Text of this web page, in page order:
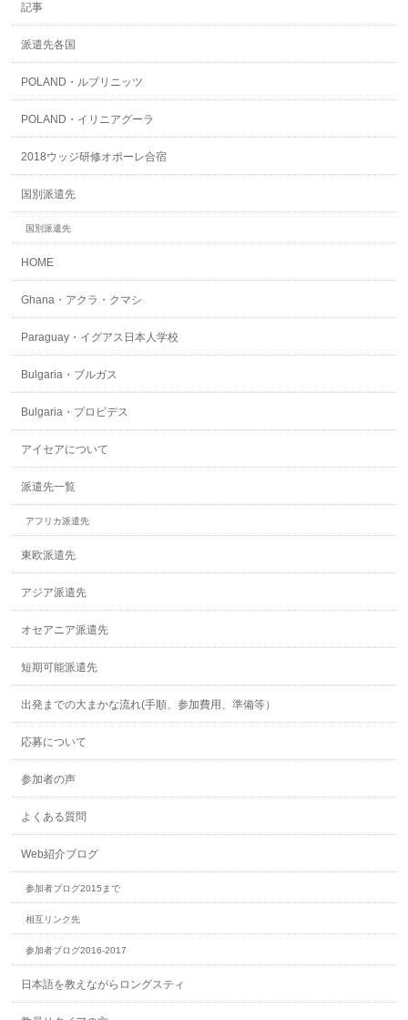
記事
派遣先各国
POLAND・ルブリニッツ
POLAND・イリニアグーラ
2018ウッジ研修オポーレ合宿
国別派遣先
国別派遣先
HOME
Ghana・アクラ・クマシ
Paraguay・イグアス日本人学校
Bulgaria・ブルガス
Bulgaria・プロビデス
アイセアについて
派遣先一覧
アフリカ派遣先
東欧派遣先
アジア派遣先
オセアニア派遣先
短期可能派遣先
出発までの大まかな流れ(手順、参加費用、準備等）
応募について
参加者の声
よくある質問
Web紹介ブログ
参加者ブログ2015まで
相互リンク先
参加者ブログ2016-2017
日本語を教えながらロングスティ